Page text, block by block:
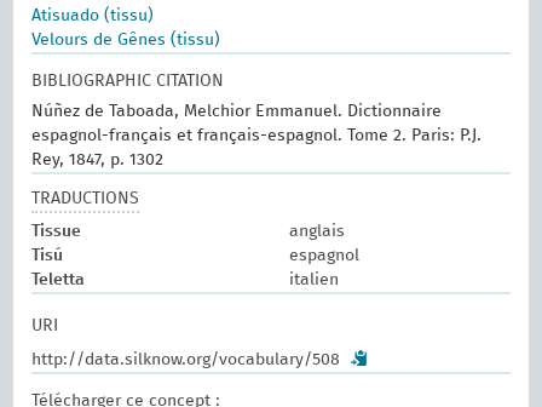
Atisuado (tissu)
Velours de Gênes (tissu)
BIBLIOGRAPHIC CITATION
Núñez de Taboada, Melchior Emmanuel. Dictionnaire
espagnol-français et français-espagnol. Tome 2. Paris: P.J.
Rey, 1847, p. 1302
TRADUCTIONS
Tissue
anglais
Tisú
espagnol
Teletta
italien
URI
http://data.silknow.org/vocabulary/508
Télécharger ce concept :